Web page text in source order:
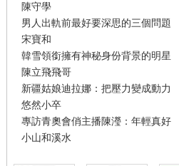
陳守學
男人出軌前最好要深思的三個問題
宋寶和
韓雪領銜擁有神秘身份背景的明星
陳立飛飛哥
新疆姑娘迪拉娜：把壓力變成動力
悠然小卒
專訪青奧會俏主播陳瀅：年輕真好
小山和溪水